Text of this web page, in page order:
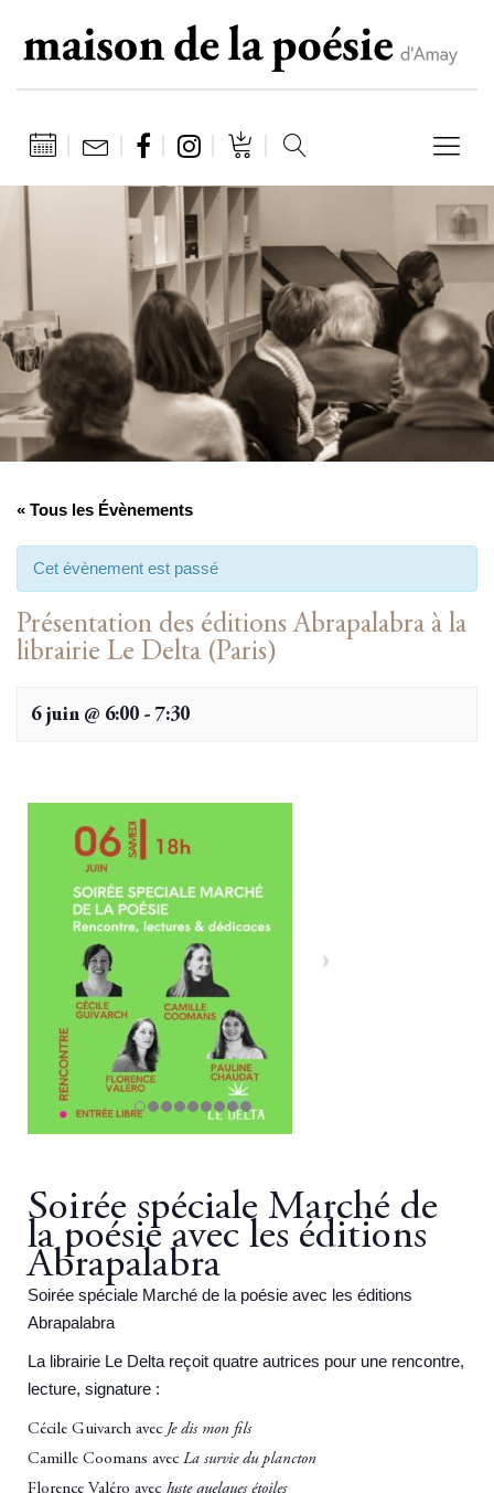
« Tous les Évènements
Cet évènement est passé
Présentation des éditions Abrapalabra à la
librairie Le Delta (Paris)
6 juin @ 6:00 -7:30
Soirée spéciale Marché de
la poésie avec les éditions
Abrapalabra
Soirée spéciale Marché de la poésie avec les éditions
Abrapalabra
La librairie Le Delta reçoit quatre autrices pour une rencontre,
lecture, signature :
Cécile Guivarch avec Je dis mon fils
Camille Coomans avec La survie du plancton
Florence Valéro avec Juste quelques étoiles